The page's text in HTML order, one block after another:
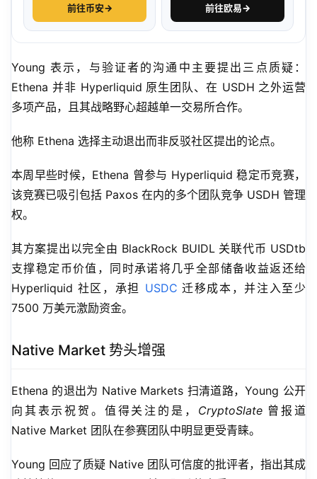
前往币安→ 前往欧易→
Young 表示，与验证者的沟通中主要提出三点质疑：
Ethena 并非 Hyperliquid 原生团队、在 USDH 之外运营
多项产品，且其战略野心超越单一交易所合作。
他称 Ethena 选择主动退出而非反驳社区提出的论点。
本周早些时候，Ethena 曾参与 Hyperliquid 稳定币竞赛，
该竞赛已吸引包括 Paxos 在内的多个团队竞争 USDH 管理
权。
其方案提出以完全由 BlackRock BUIDL 关联代币 USDtb
支撑稳定币价值，同时承诺将几乎全部储备收益返还给
Hyperliquid 社区，承担 USDC 迁移成本，并注入至少
7500 万美元激励资金。
Native Market 势头增强
Ethena 的退出为 Native Markets 扫清道路，Young 公开
向其表示祝贺。值得关注的是， CryptoSlate 曾报道
Native Market 团队在参赛团队中明显更受青睐。
Young 回应了质疑 Native 团队可信度的批评者，指出其成